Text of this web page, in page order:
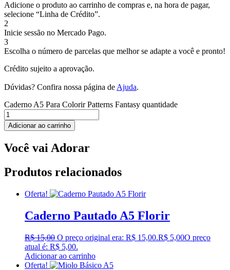
Adicione o produto ao carrinho de compras e, na hora de pagar,
selecione “Linha de Crédito”.
2
Inicie sessão no Mercado Pago.
3
Escolha o número de parcelas que melhor se adapte a você e pronto!
Crédito sujeito a aprovação.
Dúvidas? Confira nossa página de Ajuda.
Caderno A5 Para Colorir Patterns Fantasy quantidade
Adicionar ao carrinho
Você vai Adorar
Produtos relacionados
Oferta!
Caderno Pautado A5 Florir
R$15,00 O preço original era: R$ 15,00.R$ 5,00O preço
atual é: R$ 5,00.
Adicionar ao carrinho
Oferta!